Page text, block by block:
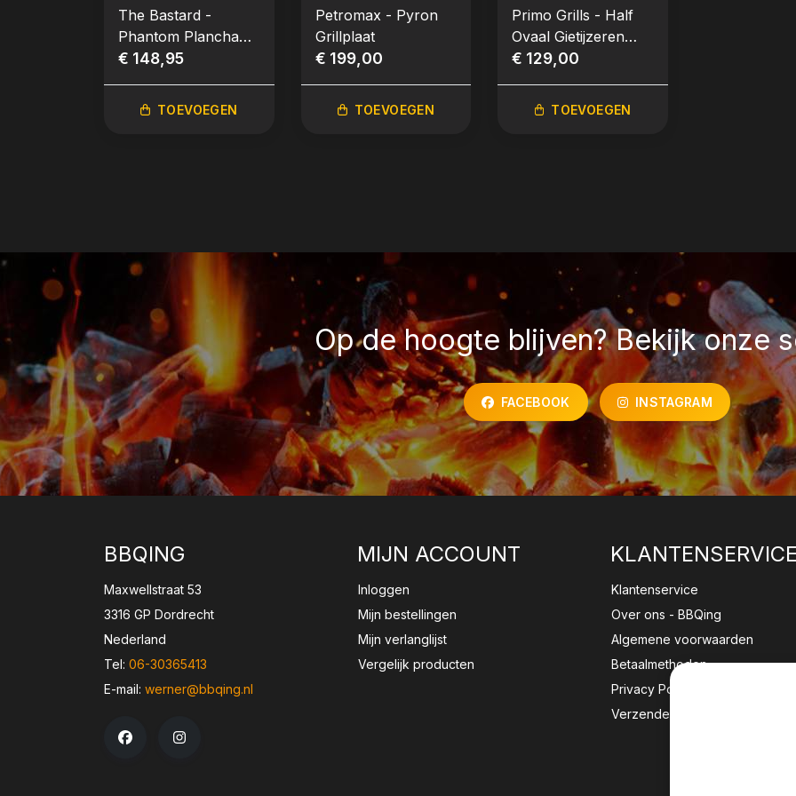
The Bastard -
Phantom Plancha
Ring Large 49 cm
€ 148,95
TOEVOEGEN
Petromax - Pyron
Grillplaat
€ 199,00
TOEVOEGEN
Primo Grills - Half
Ovaal Gietijzeren
Bakplaat (Plancha)
(Oval Large)
€ 129,00
TOEVOEGEN
Op de hoogte blijven? Bekijk onze
FACEBOOK INSTAGRAM
BBQING
Maxwellstraat 53
3316 GP Dordrecht
Nederland
Tel: 06-30365413
E-mail: werner@bbqing.nl
MIJN ACCOUNT
Inloggen
Mijn bestellingen
Mijn verlanglijst
Vergelijk producten
KLANTENSERVICE
Klantenservice
Over ons - BBQing
Algemene voorwaarden
Betaalmethoden
Privacy Policy
Verzenden & retourneren